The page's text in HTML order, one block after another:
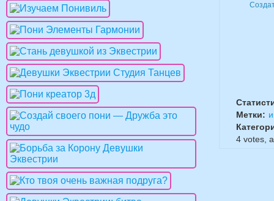
Метки:
4 votes,